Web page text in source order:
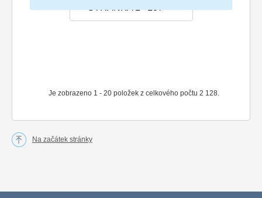
Je zobrazeno 1 - 20 položek z celkového počtu 2 128.
Na začátek stránky